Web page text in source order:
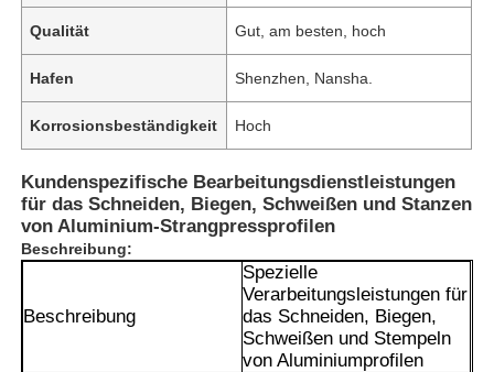
Qualität Gut, am besten, hoch
Hafen Shenzhen, Nansha.
Korrosionsbeständigkeit Hoch
Kundenspezifische Bearbeitungsdienstleistungen
für das Schneiden, Biegen, Schweißen und Stanzen
von Aluminium-Strangpressprofilen
Beschreibung:
Beschreibung
Spezielle
Verarbeitungsleistungen für
das Schneiden, Biegen,
Schweißen und Stempeln
von Aluminiumprofilen